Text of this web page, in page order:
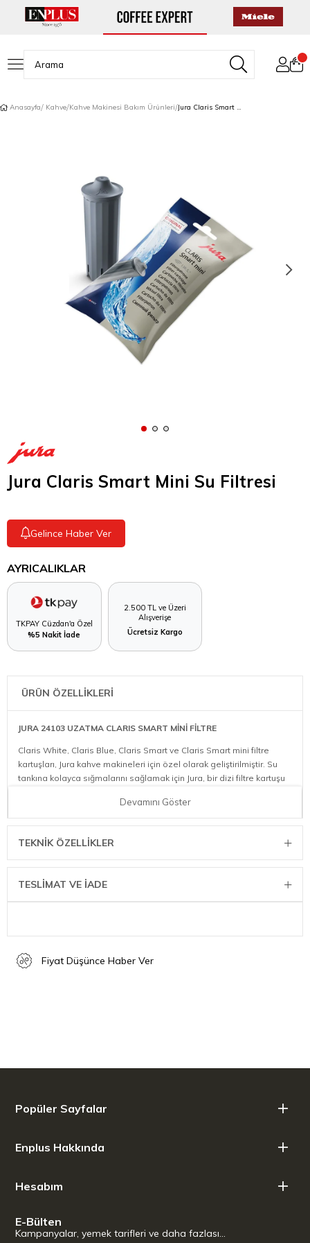
Anasayfa Kahve Kahve Makinesi Bakım Ürünleri Jura Claris Smart Mini Su Filtresi
Jura Claris Smart Mini Su Filtresi
Gelince Haber Ver
AYRICALIKLAR
TKPAY Cüzdan'a Özel
%5 Nakit İade
2.500 TL ve Üzeri
Alışverişe
Ücretsiz Kargo
ÜRÜN ÖZELLİKLERİ
JURA 24103 UZATMA CLARIS SMART MİNİ FİLTRE
Claris White, Claris Blue, Claris Smart ve Claris Smart mini filtre
kartuşları, Jura kahve makineleri için özel olarak geliştirilmiştir. Su
tankına kolayca sığmalarını sağlamak için Jura, bir dizi filtre kartuşu
Devamını Göster
TEKNIK ÖZELLIKLER
TESLİMAT VE İADE
Fiyat Düşünce Haber Ver
Popüler Sayfalar
Enplus Hakkında
Hesabım
E-Bülten
Kampanyalar, yemek tarifleri ve daha fazlası…